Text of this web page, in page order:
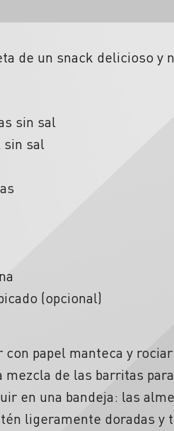
de un snack delicioso y
sin sal
sal
(opcional)
papel manteca y
de las barritas
en una bandeja: las
ligeramente doradas y